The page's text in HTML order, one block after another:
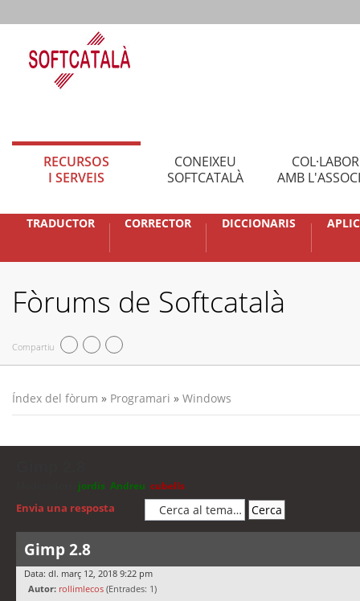
RECURSOS
I SERVEIS
CONEIXEU
SOFTCATALÀ
AMB
TRADUCTOR CORRECTOR DICCIONARIS
Fòrums de Softcatalà
Compartiu
Índex del fòrum » Programari » Windows
jordis Andreu cubells
Envia una resposta
Gimp 2.8
Data: dl. març 12, 2018 9:22 pm
Autor: rollimlecos (Entrades: 1)